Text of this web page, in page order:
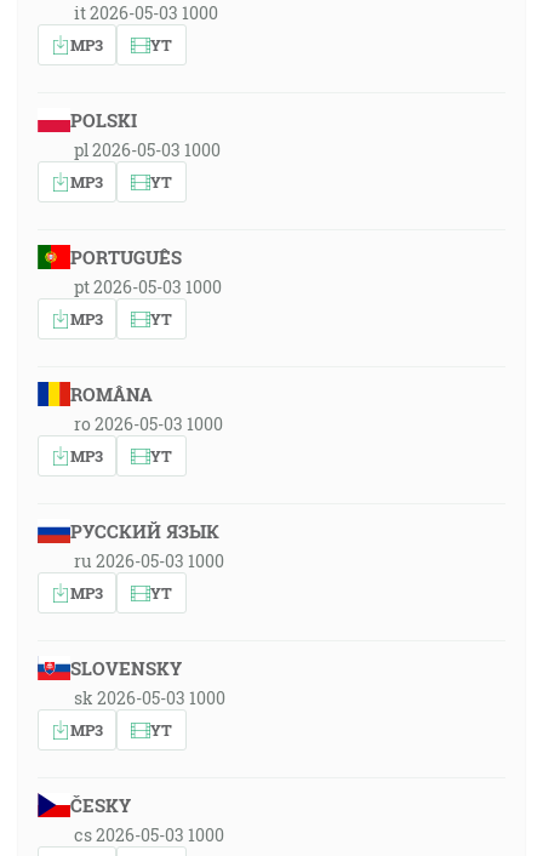
it 2026-05-03 1000
MP3 YT
POLSKI
pl 2026-05-03 1000
MP3 YT
PORTUGUÊS
pt 2026-05-03 1000
MP3 YT
ROMÂNA
ro 2026-05-03 1000
MP3 YT
РУССКИЙ ЯЗЫК
ru 2026-05-03 1000
MP3 YT
SLOVENSKY
sk 2026-05-03 1000
MP3 YT
ČESKY
cs 2026-05-03 1000